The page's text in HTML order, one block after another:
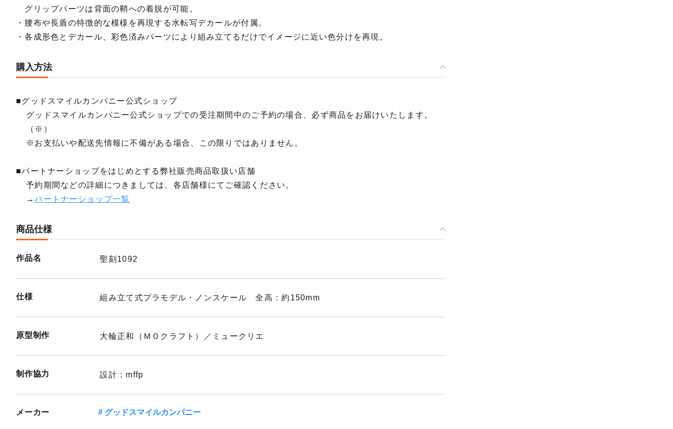
グリップパーツは背面の鞘への着脱が可能。
・腰布や長盾の特徴的な模様を再現する水転写デカールが付属。
・各成形色とデカール、彩色済みパーツにより組み立てるだけでイメージに近い色分けを再現。
購入方法
■グッドスマイルカンパニー公式ショップ
グッドスマイルカンパニー公式ショップでの受注期間中のご予約の場合、必ず商品をお届けいたします。
（※）
※お支払いや配送先情報に不備がある場合、この限りではありません。
■パートナーショップをはじめとする弊社販売商品取扱い店舗
予約期間などの詳細につきましては、各店舗様にてご確認ください。
→パートナーショップ一覧
商品仕様
作品名 聖刻1092
仕様 組み立て式プラモデル・ノンスケール 全高：約150mm
原型制作 大輪正和（ＭＯクラフト）／ミュークリエ
制作協力 設計：mffp
メーカー グッドスマイルカンパニー